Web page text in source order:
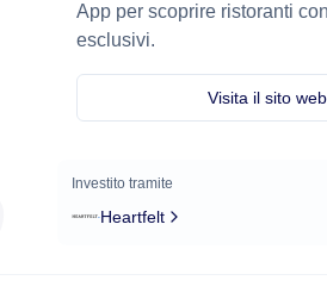
App per scoprire ristoranti
esclusivi.
Visita il sito web
Investito tramite
Heartfelt